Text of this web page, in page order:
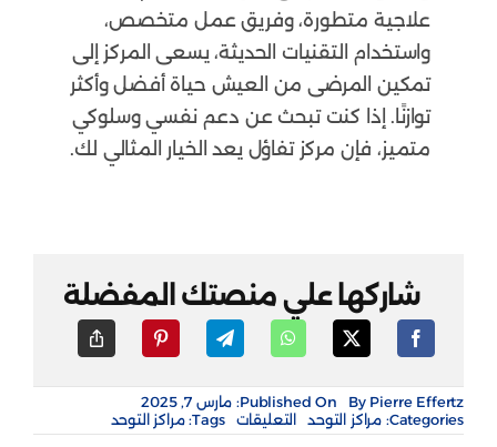
علاجية متطورة، وفريق عمل متخصص،
واستخدام التقنيات الحديثة، يسعى المركز إلى
تمكين المرضى من العيش حياة أفضل وأكثر
توازنًا. إذا كنت تبحث عن دعم نفسي وسلوكي
متميز، فإن مركز تفاؤل يعد الخيار المثالي لك.
شاركها علي منصتك المفضلة
By Pierre Effertz
Published On: مارس 7, 2025
Categories: مراكز التوحد التعليقاتعلى
مركز
Tags: مراكز التوحد